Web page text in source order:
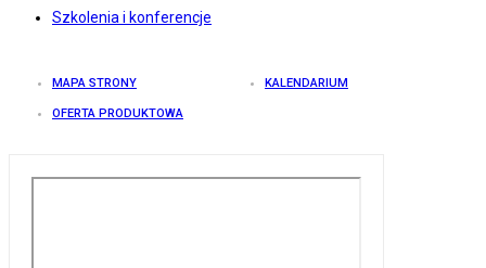
Szkolenia i konferencje
MAPA STRONY KALENDARIUM
OFERTA PRODUKTOWA